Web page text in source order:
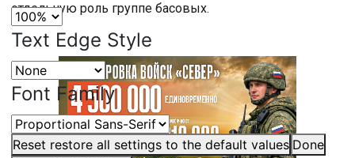
Text Edge Style
Font Family
Reset restore all settings to the default values Done
отдельную роль группе басовых.